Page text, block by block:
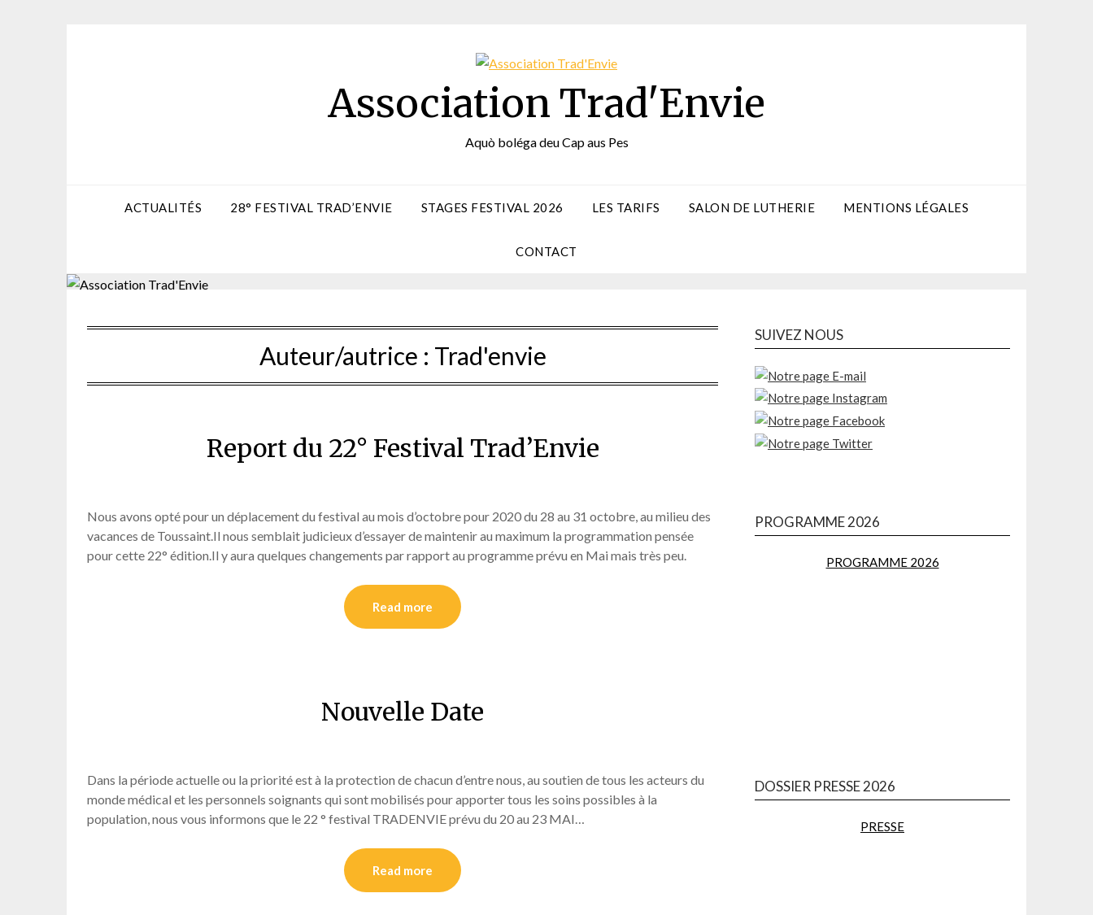
Association Trad'Envie
Aquò boléga deu Cap aus Pes
ACTUALITÉS 28° FESTIVAL TRAD’ENVIE STAGES FESTIVAL 2026 LES TARIFS SALON DE LUTHERIE MENTIONS LÉGALES
CONTACT
Auteur/autrice : Trad'envie
Report du 22° Festival Trad’Envie
Nous avons opté pour un déplacement du festival au mois d’octobre pour 2020 du 28 au 31 octobre, au milieu des
vacances de Toussaint.Il nous semblait judicieux d’essayer de maintenir au maximum la programmation pensée
pour cette 22° édition.Il y aura quelques changements par rapport au programme prévu en Mai mais très peu.
Read more
Nouvelle Date
Dans la période actuelle ou la priorité est à la protection de chacun d’entre nous, au soutien de tous les acteurs du
monde médical et les personnels soignants qui sont mobilisés pour apporter tous les soins possibles à la
population, nous vous informons que le 22 ° festival TRADENVIE prévu du 20 au 23 MAI…
Read more
SUIVEZ NOUS
PROGRAMME 2026
PROGRAMME 2026
DOSSIER PRESSE 2026
PRESSE